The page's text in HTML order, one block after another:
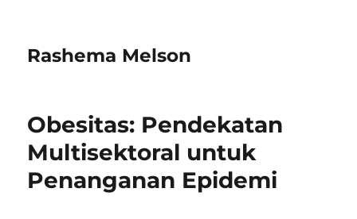
Rashema Melson
Obesitas: Pendekatan
Multisektoral untuk
Penanganan Epidemi